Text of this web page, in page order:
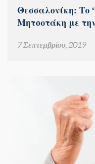
Θεσσαλονίκη: Το
Μητσοτάκη με
7 Σεπτεμβρίου, 2019